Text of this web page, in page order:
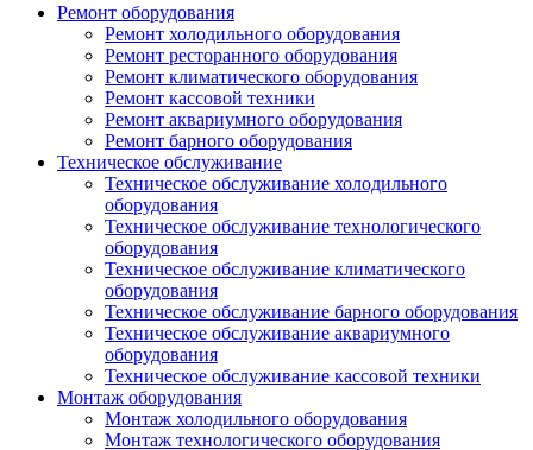
Ремонт оборудования
Ремонт холодильного оборудования
Ремонт ресторанного оборудования
Ремонт климатического оборудования
Ремонт кассовой техники
Ремонт аквариумного оборудования
Ремонт барного оборудования
Техническое обслуживание
Техническое обслуживание холодильного
оборудования
Техническое обслуживание технологического
оборудования
Техническое обслуживание климатического
оборудования
Техническое обслуживание барного оборудования
Техническое обслуживание аквариумного
оборудования
Техническое обслуживание кассовой техники
Монтаж оборудования
Монтаж холодильного оборудования
Монтаж технологического оборудования